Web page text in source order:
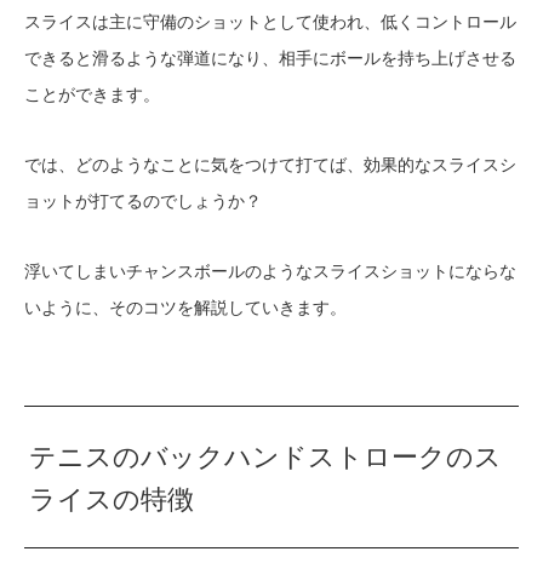
スライスは主に守備のショットとして使われ、低くコントロール
できると滑るような弾道になり、相手にボールを持ち上げさせる
ことができます。
では、どのようなことに気をつけて打てば、効果的なスライスシ
ョットが打てるのでしょうか？
浮いてしまいチャンスボールのようなスライスショットにならな
いように、そのコツを解説していきます。
テニスのバックハンドストロークのス
ライスの特徴